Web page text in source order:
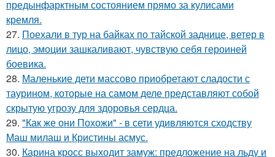
предынфарктным состоянием прямо за кулисами
кремля.
27. Поехали в тур на байках по тайской заднице, ветер в
лицо, эмоции зашкаливают, чувствую себя героиней
боевика.
28. Маленькие дети массово приобретают сладости с
таурином, которые на самом деле представляют собой
скрытую угрозу для здоровья сердца.
29. "Как же они Похожи" - в сети удивляются сходству
Маш милаш и Кристины асмус.
30. Карина кросс выходит замуж: предложение на льду и